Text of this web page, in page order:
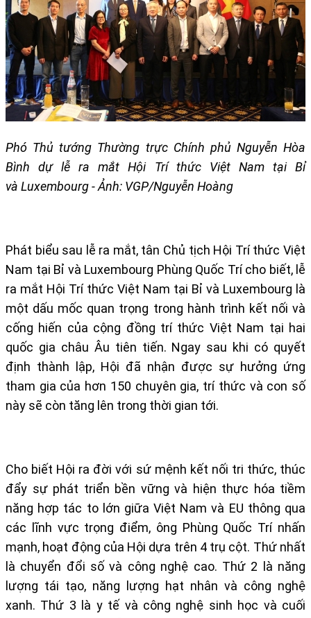
Phó Thủ tướng Thường trực Chính phủ Nguyễn Hòa
Bình dự lễ ra mắt Hội Trí thức Việt Nam tại Bỉ
và Luxembourg- Ảnh: VGP/Nguyễn Hoàng
Phát biểu sau lễ ra mắt, tân Chủ tịch Hội Trí thức Việt
Nam tại Bỉ và Luxembourg Phùng Quốc Trí cho biết, lễ
ra mắt Hội Trí thức Việt Nam tại Bỉ và Luxembourg là
một dấu mốc quan trọng trong hành trình kết nối và
cống hiến của cộng đồng trí thức Việt Nam tại hai
quốc gia châu Âu tiên tiến. Ngay sau khi có quyết
định thành lập, Hội đã nhận được sự hưởng ứng
tham gia của hơn 150 chuyên gia, trí thức và con số
này sẽ còn tăng lên trong thời gian tới.
Cho biết Hội ra đời với sứ mệnh kết nối tri thức, thúc
đẩy sự phát triển bền vững và hiện thực hóa tiềm
năng hợp tác to lớn giữa Việt Nam và EU thông qua
các lĩnh vực trọng điểm, ông Phùng Quốc Trí nhấn
mạnh, hoạt động của Hội dựa trên 4 trụ cột. Thứ nhất
là chuyển đổi số và công nghệ cao. Thứ 2 là năng
lượng tái tạo, năng lượng hạt nhân và công nghệ
xanh. Thứ 3 là y tế và công nghệ sinh học và cuối